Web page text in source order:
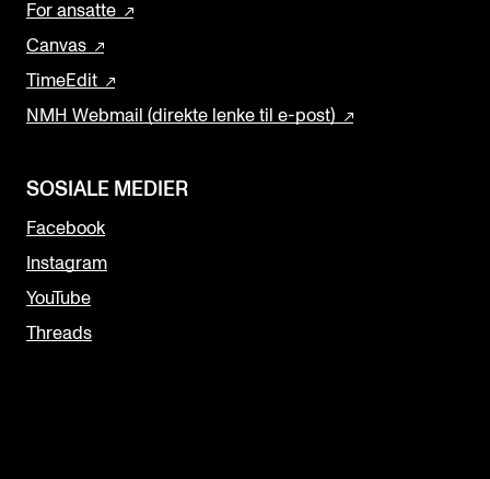
For ansatte
Canvas
TimeEdit
NMH Webmail (direkte lenke til e-post)
SOSIALE MEDIER
Facebook
Instagram
YouTube
Threads